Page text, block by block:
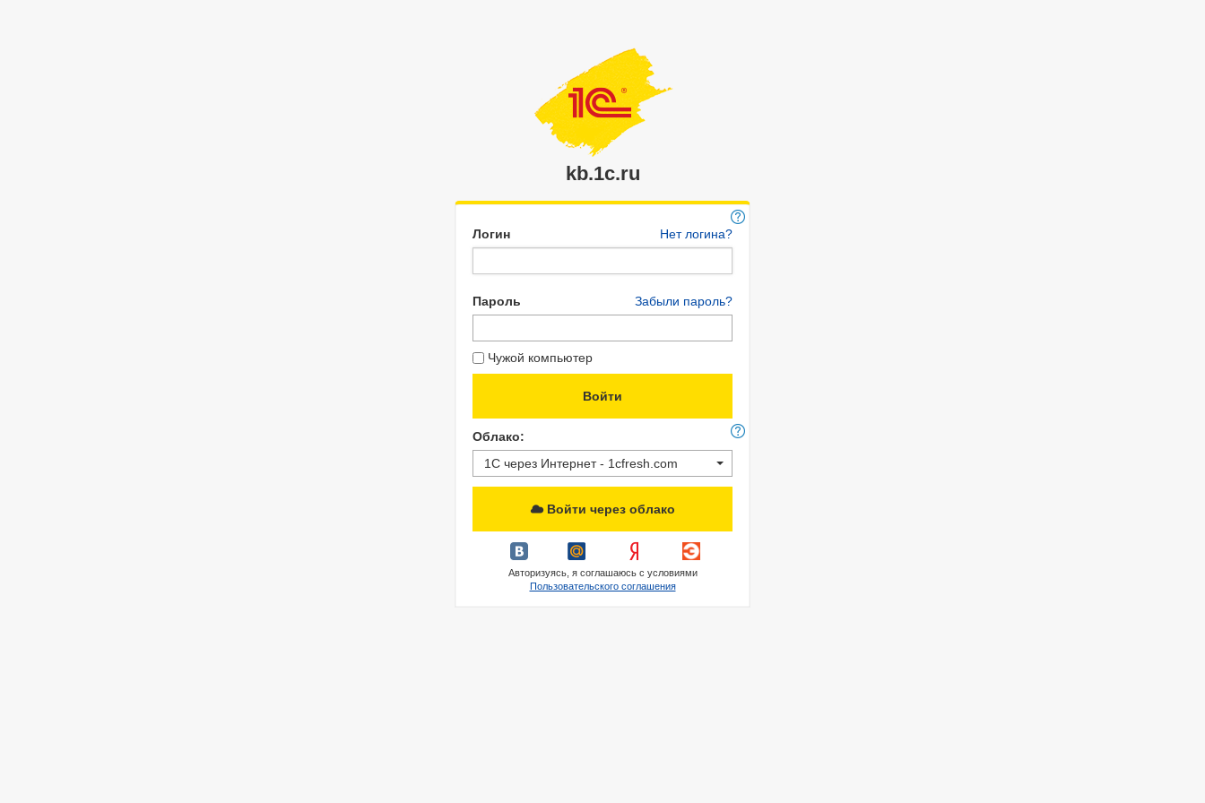
kb.1c.ru
Логин Нет логина?
Пароль Забыли пароль?
Чужой компьютер
Облако:
1С через Интернет - 1cfresh.com
Войти через облако
Авторизуясь, я соглашаюсь с условиями
Пользовательского соглашения